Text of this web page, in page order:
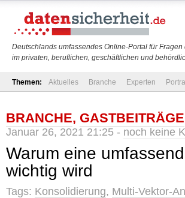
Deutschlands umfassendes Online-Portal für
im privaten, beruflichen, geschäftlichen und
Themen: Aktuelles Branche Experten
BRANCHE, GASTBEITRÄGE
Januar 26, 2021 21:25 - noch keine
Warum eine
wichtig wird
Tags: Konsolidierung, Multi-Vektor-